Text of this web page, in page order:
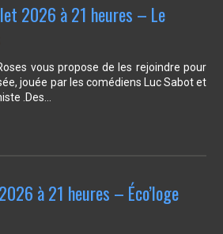
2026 à 21 heures – Le
vous propose de les rejoindre pour
jouée par les comédiens Luc Sabot et
.Des…
à 21 heures – Éco’loge